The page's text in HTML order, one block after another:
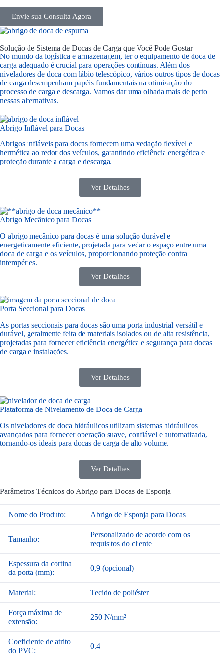
Envie sua Consulta Agora
Solução de Sistema de Docas de Carga que Você Pode Gostar
No mundo da logística e armazenagem, ter o equipamento de doca de
carga adequado é crucial para operações contínuas. Além dos
niveladores de doca com lábio telescópico, vários outros tipos de docas
de carga desempenham papéis fundamentais na otimização do
processo de carga e descarga. Vamos dar uma olhada mais de perto
nessas alternativas.
Abrigo Inflável para Docas
Abrigos infláveis para docas fornecem uma vedação flexível e
hermética ao redor dos veículos, garantindo eficiência energética e
proteção durante a carga e descarga.
Ver Detalhes
Abrigo Mecânico para Docas
O abrigo mecânico para docas é uma solução durável e
energeticamente eficiente, projetada para vedar o espaço entre uma
doca de carga e os veículos, proporcionando proteção contra
intempéries.
Ver Detalhes
Porta Seccional para Docas
As portas seccionais para docas são uma porta industrial versátil e
durável, geralmente feita de materiais isolados ou de alta resistência,
projetadas para fornecer eficiência energética e segurança para docas
de carga e instalações.
Ver Detalhes
Plataforma de Nivelamento de Doca de Carga
Os niveladores de doca hidráulicos utilizam sistemas hidráulicos
avançados para fornecer operação suave, confiável e automatizada,
tornando-os ideais para docas de carga de alto volume.
Ver Detalhes
Parâmetros Técnicos do Abrigo para Docas de Esponja
Nome do Produto: Abrigo de Esponja para Docas
Tamanho:
Personalizado de acordo com os
requisitos do cliente
Espessura da cortina
da porta (mm):
0,9 (opcional)
Material: Tecido de poliéster
Força máxima de
extensão:
250 N/mm²
Coeficiente de atrito
do PVC:
0.4